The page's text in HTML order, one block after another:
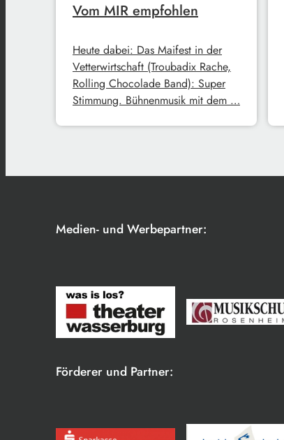
Vom MIR empfohlen
Heute dabei: Das Maifest in der
Vetterwirtschaft (Troubadix Rache,
Rolling Chocolade Band): Super
Stimmung. Bühnenmusik mit dem …
Medien- und Werbepartner:
Förderer und Partner: